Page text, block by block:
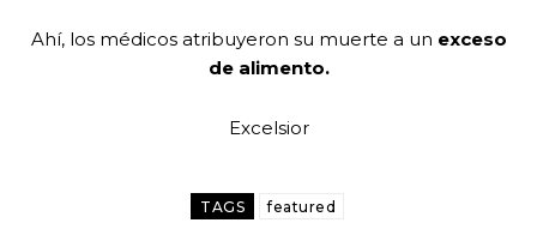
Ahí, los médicos atribuyeron su muerte a un exceso
de alimento.
Excelsior
TAGS featured